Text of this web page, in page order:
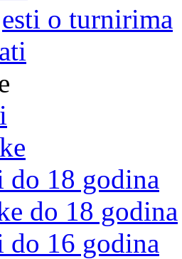
o turnirima
do 18 godina
do 18 godina
do 16 godina